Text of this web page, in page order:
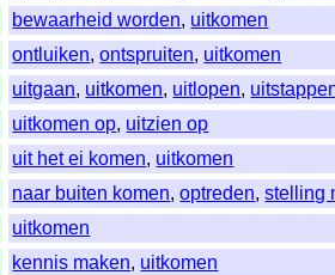
bewaarheid worden, uitkomen
ontluiken,ontspruiten, uitkomen
uitgaan, uitkomen, uitlopen,
uitkomen op, uitzien op
uit het ei komen, uitkomen
naar buiten komen,optreden,stelling
uitkomen
kennis maken, uitkomen